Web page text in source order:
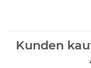
Kunden